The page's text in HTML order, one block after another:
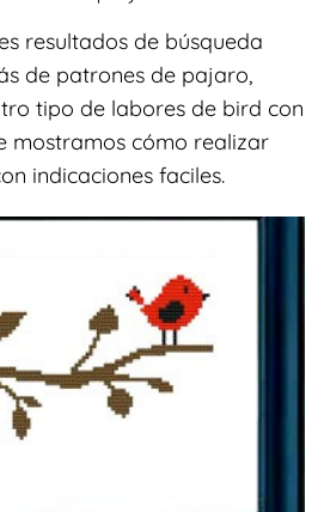
resultados de búsqueda
de patrones de pajaro,
tipo de labores de bird con
mostramos cómo realizar
indicaciones faciles.